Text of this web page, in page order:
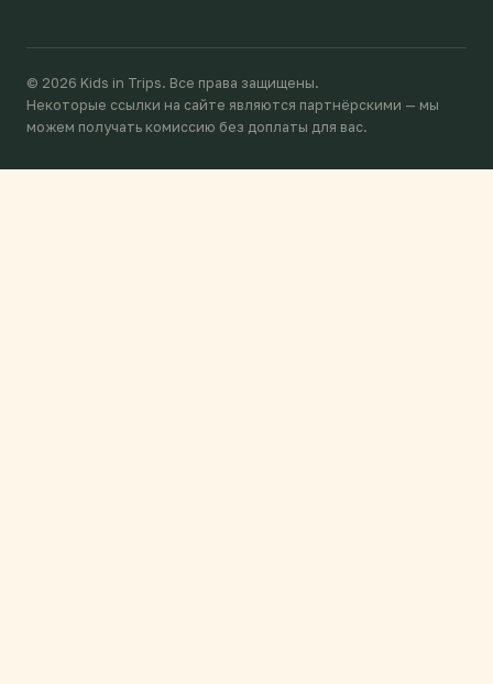
© 2026 Kids in Trips. Все права защищены.
Некоторые ссылки на сайте являются партнёрскими — мы
можем получать комиссию без доплаты для вас.